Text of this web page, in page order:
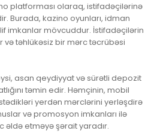
platforması olaraq, istifadəçilərinə
Burada, kazino oyunları, idman
imkanlar mövcuddur. İstifadəçilərin
və təhlükəsiz bir mərc təcrübəsi
asan qeydiyyat və sürətli depozit
təmin edir. Həmçinin, mobil
yerdən mərclərini yerləşdirə
və promosyon imkanları ilə
etməyə şərait yaradır.